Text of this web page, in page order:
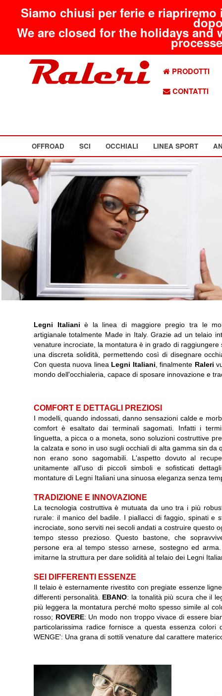
Siamo chiusi per ferie e
We are closed for the holidays
PRODOTTI
CONTATTI
OFFROAD SCI OCCHIALI LINEA SPORT
Legni Italiani è la linea di maggiore pregio tra le
artigianale totalmente Made in Italy. Grazie ad un telaio
venature incrociate, la montatura è in grado di
una discreta solidità, permettendo così di disegnare
Con questa nuova linea Legni Italiani , finalmente Raleri
mondo dell'occhialeria, capace di sposare innovazione e
COMFORT E DETTAGLI PREZIOSI
I modelli, quando indossati, danno sensazioni calde e
comfort è esaltato dai terminali sagomati. Infatti i
linguetta, a picca o a moneta, sono soluzioni costruttive
la calzata e sono in uso sugli occhiali di alta gamma sin da
non erano sono sagomabili. L'aspetto dovuto al
unitamente all'uso di piccoli simboli e sofisticati
montature di Legni Italiani una sinuosa eleganza senza
TRADIZIONE E INNOVAZIONE
La tecnologia costruttiva è mutuata da uno tra i più
rurale: il manico del badile. I piallacci di faggio, spinati e
incrociate, sono serviti nei secoli andati a costruire questo
tempo stesso prezioso. Questo bastone, che
persone era al tempo stesso arnese, sostegno ed
imitarne la struttura per dare solidità al telaio dei Legni
SEI DIFFERENTI ESSENZE
Il telaio è esternamente rivestito con pregiate essenze
differenti personalità. EBANO: la tonalità più scura che il
più leggera la montatura perché molto spesso simile al
rosso; ROVERE: Un modo non troppo vivace di essere
particolarissima radice fornisce a questa essenza
WENGE': Una grana di sottili venature dal carattere